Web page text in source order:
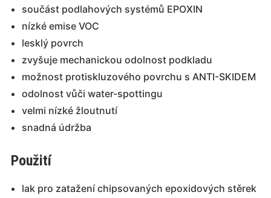
součást podlahových systémů EPOXIN
nízké emise VOC
lesklý povrch
zvyšuje mechanickou odolnost podkladu
možnost protiskluzového povrchu s ANTI-SKIDEM
odolnost vůči water-spottingu
velmi nízké žloutnutí
snadná údržba
Použití
lak pro zatažení chipsovaných epoxidových stěrek